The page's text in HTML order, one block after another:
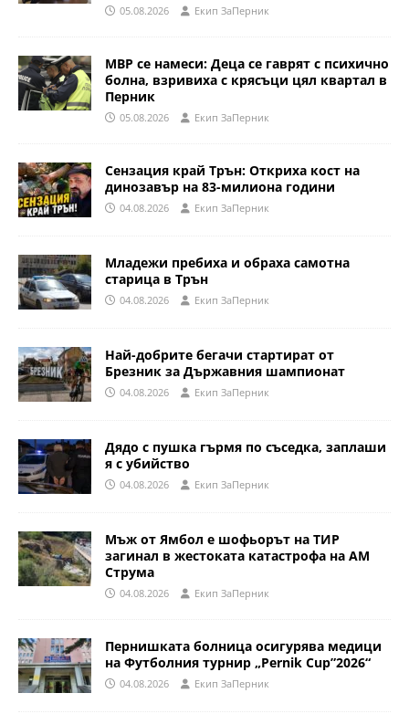
05.08.2026 Eкип ЗаПерник
МВР се намеси: Деца се гаврят с психично
болна, взривиха с крясъци цял квартал в
Перник
05.08.2026 Eкип ЗаПерник
Сензация край Трън: Откриха кост на
динозавър на 83-милиона години
04.08.2026 Eкип ЗаПерник
Младежи пребиха и обраха самотна
старица в Трън
04.08.2026 Eкип ЗаПерник
Най-добрите бегачи стартират от
Брезник за Държавния шампионат
04.08.2026 Eкип ЗаПерник
Дядо с пушка гърмя по съседка, заплаши
я с убийство
04.08.2026 Eкип ЗаПерник
Мъж от Ямбол е шофьорът на ТИР
загинал в жестоката катастрофа на АМ
Струма
04.08.2026 Eкип ЗаПерник
Пернишката болница осигурява медици
на Футболния турнир „Pernik Cup”2026“
04.08.2026 Eкип ЗаПерник